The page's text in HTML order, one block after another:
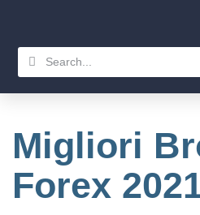
Migliori
Forex